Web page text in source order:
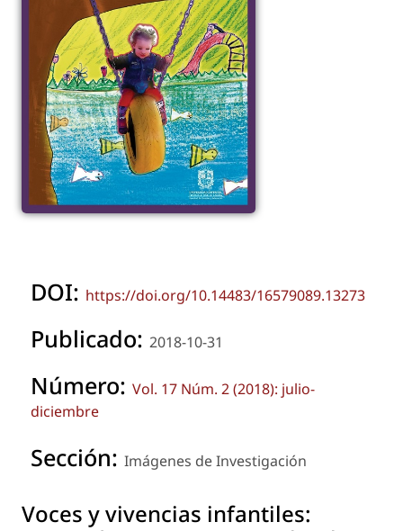
DOI: https://doi.org/10.14483/16579089.13273
Publicado: 2018-10-31
Número: Vol. 17 Núm. 2 (2018): julio-
diciembre
Sección: Imágenes de Investigación
Voces y vivencias infantiles: